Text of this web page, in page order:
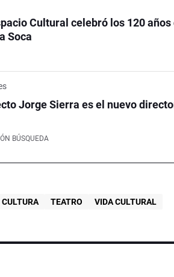
Cultural celebró los 120
Soca
Jorge Sierra es el nuevo
BÚSQUEDA
CULTURA TEATRO VIDA CULTURAL